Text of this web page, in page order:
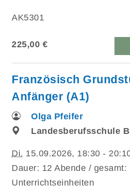
AK5301
225,00 €
Französisch
Anfänger (A1)
Olga Pfeifer
Landesberufsschule
Di. 15.09.2026, 18:30 -
Dauer: 12 Abende / gesamt:
Unterrichtseinheiten